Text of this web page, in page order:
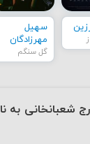
سهیل
مهرزادگان
گل سنگم
شعبانخانی به